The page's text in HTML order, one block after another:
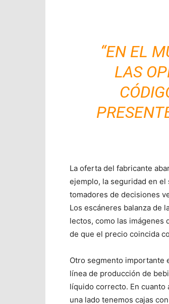
“EN EL
LAS
La oferta del fabricante
ejemplo, la seguridad en
tomadores de decisiones
Los escáneres balanza de
lectos, como las imágenes
de que el precio coincida
Otro segmento importante
línea de producción de
líquido correcto. En cuanto
una lado tenemos cajas